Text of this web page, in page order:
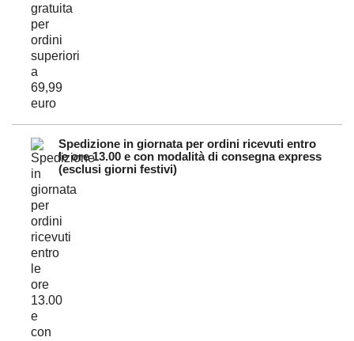
Spedizione in giornata per ordini ricevuti entro
le ore 13.00 e con modalità di consegna express
(esclusi giorni festivi)